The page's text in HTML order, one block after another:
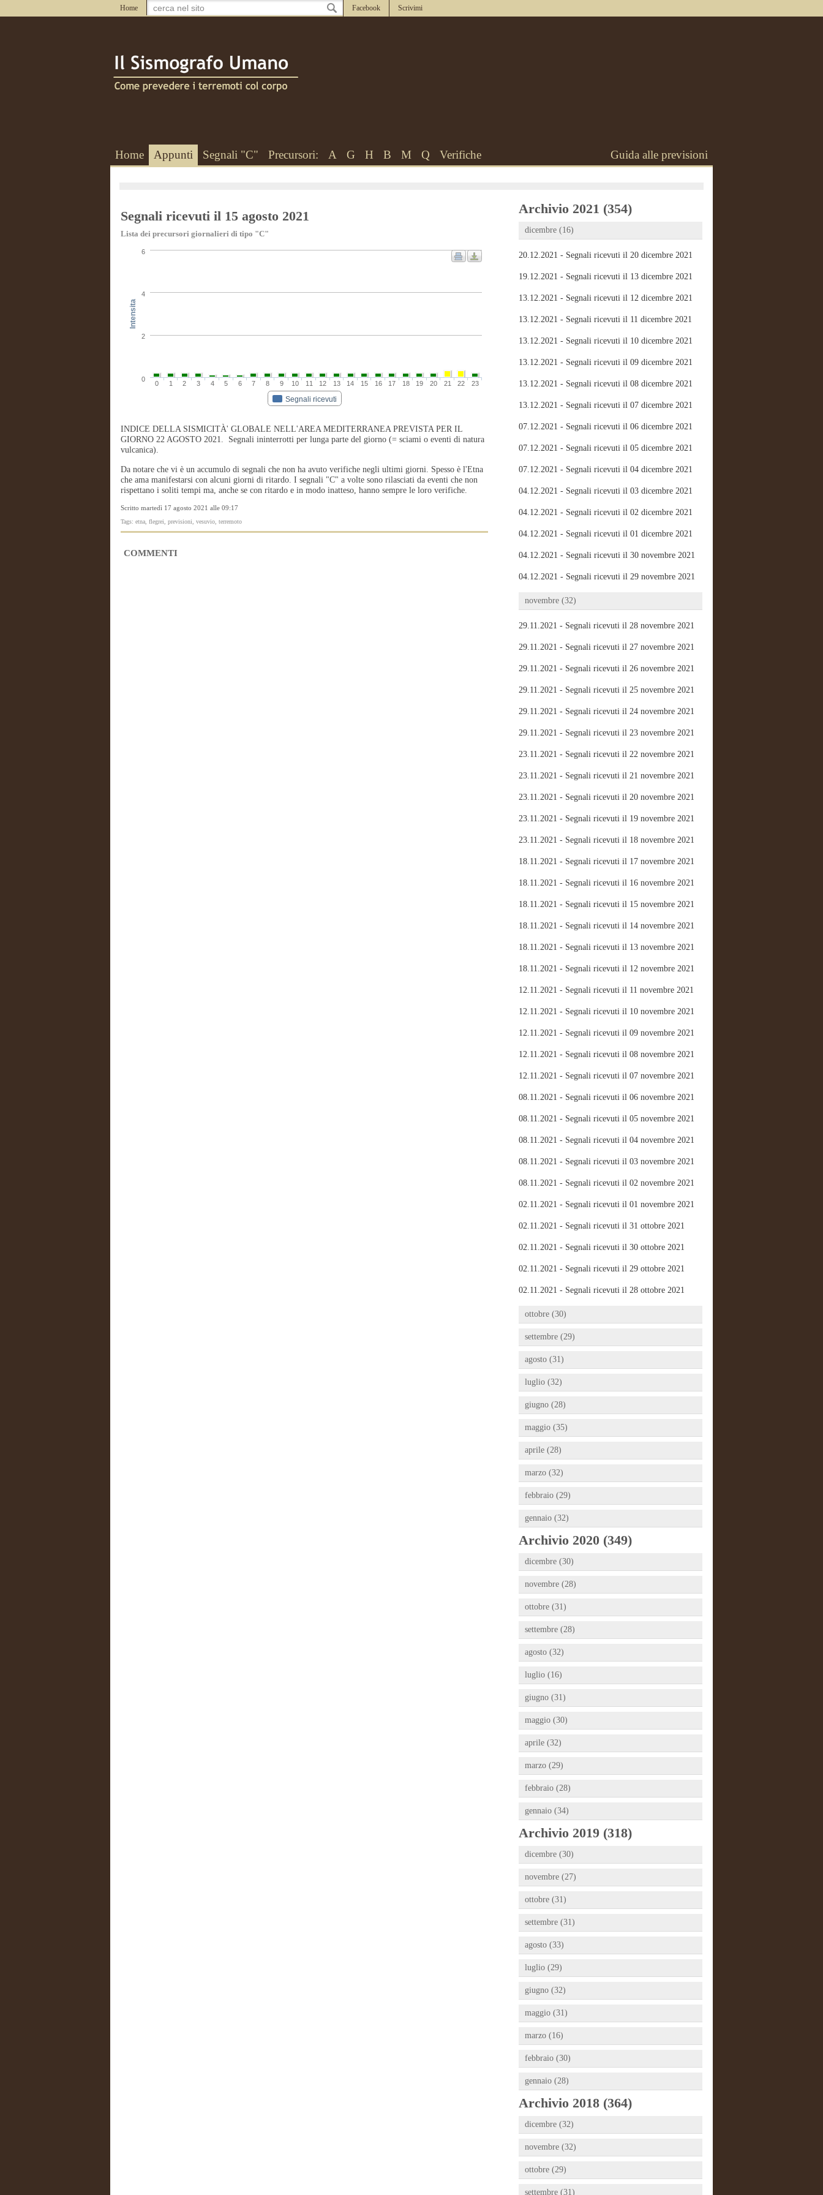
Home Facebook Scrivimi
Home Appunti Segnali "C" Precursori: A G H B M Q Verifiche Guida alle previsioni
Segnali ricevuti il 15 agosto 2021
Lista dei precursori giornalieri di tipo "C"
Intensita
Segnali ricevuti
0 1 2 3 4 5 6 7 8 9 10 11 12 13 14 15 16 17 18 19 20 21 22 23
0
2
4
6
INDICE DELLA SISMICITÀ' GLOBALE NELL'AREA MEDITERRANEA PREVISTA PER IL
GIORNO 22 AGOSTO 2021. Segnali ininterrotti per lunga parte del giorno (= sciami o eventi di natura
vulcanica).
Da notare che vi è un accumulo di segnali che non ha avuto verifiche negli ultimi giorni. Spesso è l'Etna
che ama manifestarsi con alcuni giorni di ritardo. I segnali "C" a volte sono rilasciati da eventi che non
rispettano i soliti tempi ma, anche se con ritardo e in modo inatteso, hanno sempre le loro verifiche.
Scritto martedì 17 agosto 2021 alle 09:17
Tags: etna, flegrei, previsioni, vesuvio, terremoto
COMMENTI
Archivio 2021 (354)
dicembre (16)
20.12.2021 - Segnali ricevuti il 20 dicembre 2021
19.12.2021 - Segnali ricevuti il 13 dicembre 2021
13.12.2021 - Segnali ricevuti il 12 dicembre 2021
13.12.2021 - Segnali ricevuti il 11 dicembre 2021
13.12.2021 - Segnali ricevuti il 10 dicembre 2021
13.12.2021 - Segnali ricevuti il 09 dicembre 2021
13.12.2021 - Segnali ricevuti il 08 dicembre 2021
13.12.2021 - Segnali ricevuti il 07 dicembre 2021
07.12.2021 - Segnali ricevuti il 06 dicembre 2021
07.12.2021 - Segnali ricevuti il 05 dicembre 2021
07.12.2021 - Segnali ricevuti il 04 dicembre 2021
04.12.2021 - Segnali ricevuti il 03 dicembre 2021
04.12.2021 - Segnali ricevuti il 02 dicembre 2021
04.12.2021 - Segnali ricevuti il 01 dicembre 2021
04.12.2021 - Segnali ricevuti il 30 novembre 2021
04.12.2021 - Segnali ricevuti il 29 novembre 2021
novembre (32)
29.11.2021 - Segnali ricevuti il 28 novembre 2021
29.11.2021 - Segnali ricevuti il 27 novembre 2021
29.11.2021 - Segnali ricevuti il 26 novembre 2021
29.11.2021 - Segnali ricevuti il 25 novembre 2021
29.11.2021 - Segnali ricevuti il 24 novembre 2021
29.11.2021 - Segnali ricevuti il 23 novembre 2021
23.11.2021 - Segnali ricevuti il 22 novembre 2021
23.11.2021 - Segnali ricevuti il 21 novembre 2021
23.11.2021 - Segnali ricevuti il 20 novembre 2021
23.11.2021 - Segnali ricevuti il 19 novembre 2021
23.11.2021 - Segnali ricevuti il 18 novembre 2021
18.11.2021 - Segnali ricevuti il 17 novembre 2021
18.11.2021 - Segnali ricevuti il 16 novembre 2021
18.11.2021 - Segnali ricevuti il 15 novembre 2021
18.11.2021 - Segnali ricevuti il 14 novembre 2021
18.11.2021 - Segnali ricevuti il 13 novembre 2021
18.11.2021 - Segnali ricevuti il 12 novembre 2021
12.11.2021 - Segnali ricevuti il 11 novembre 2021
12.11.2021 - Segnali ricevuti il 10 novembre 2021
12.11.2021 - Segnali ricevuti il 09 novembre 2021
12.11.2021 - Segnali ricevuti il 08 novembre 2021
12.11.2021 - Segnali ricevuti il 07 novembre 2021
08.11.2021 - Segnali ricevuti il 06 novembre 2021
08.11.2021 - Segnali ricevuti il 05 novembre 2021
08.11.2021 - Segnali ricevuti il 04 novembre 2021
08.11.2021 - Segnali ricevuti il 03 novembre 2021
08.11.2021 - Segnali ricevuti il 02 novembre 2021
02.11.2021 - Segnali ricevuti il 01 novembre 2021
02.11.2021 - Segnali ricevuti il 31 ottobre 2021
02.11.2021 - Segnali ricevuti il 30 ottobre 2021
02.11.2021 - Segnali ricevuti il 29 ottobre 2021
02.11.2021 - Segnali ricevuti il 28 ottobre 2021
ottobre (30)
settembre (29)
agosto (31)
luglio (32)
giugno (28)
maggio (35)
aprile (28)
marzo (32)
febbraio (29)
gennaio (32)
Archivio 2020 (349)
dicembre (30)
novembre (28)
ottobre (31)
settembre (28)
agosto (32)
luglio (16)
giugno (31)
maggio (30)
aprile (32)
marzo (29)
febbraio (28)
gennaio (34)
Archivio 2019 (318)
dicembre (30)
novembre (27)
ottobre (31)
settembre (31)
agosto (33)
luglio (29)
giugno (32)
maggio (31)
marzo (16)
febbraio (30)
gennaio (28)
Archivio 2018 (364)
dicembre (32)
novembre (32)
ottobre (29)
settembre (31)